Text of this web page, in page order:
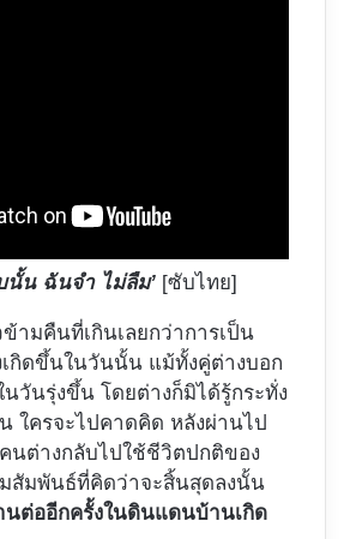
นั้น ฉันจำ ไม่ลืม’ [ซับไทย]
ามคืนที่เกินเลยกว่าการเป็น
เกิดขึ้นในวันนั้น แม้ทั้งคู่ต่างบอก
วันรุ่งขึ้น โดยต่างก็มิได้รู้กระทั่ง
ใครจะไปคาดคิด หลังผ่านไป
นต่างกลับไปใช้ชีวิตปกติของ
สัมพันธ์ที่คิดว่าจะสิ้นสุดลงนั้น
นต่ออีกครั้งในดินแดนบ้านเกิด